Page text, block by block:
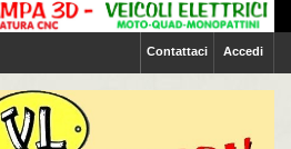
Accedi
Contattaci